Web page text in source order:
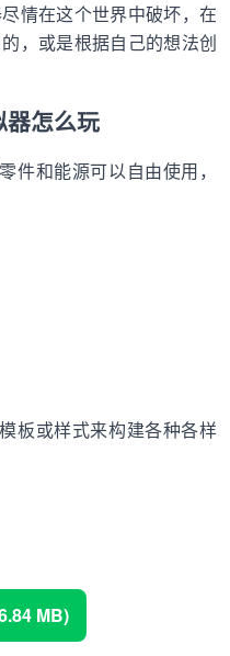
情在这个世界中破坏，在
，或是根据自己的想法创
器怎么玩
件和能源可以自由使用，
板或样式来构建各种各样
MB)